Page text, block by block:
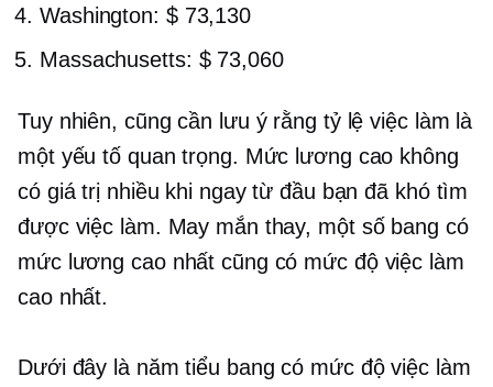
Washington: $ 73,130
Massachusetts: $ 73,060
Tuy nhiên, cũng cần lưu ý rằng tỷ lệ việc làm là
một yếu tố quan trọng. Mức lương cao không
có giá trị nhiều khi ngay từ đầu bạn đã khó tìm
được việc làm. May mắn thay, một số bang có
mức lương cao nhất cũng có mức độ việc làm
cao nhất.
Dưới đây là năm tiểu bang có mức độ việc làm